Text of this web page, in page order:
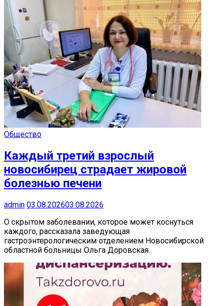
Общество
Каждый третий взрослый
новосибирец страдает жировой
болезнью печени
admin 03.08.202603.08.2026
О скрытом заболевании, которое может коснуться
каждого, рассказала заведующая
гастроэнтерологическим отделением Новосибирской
областной больницы Ольга Доровская.